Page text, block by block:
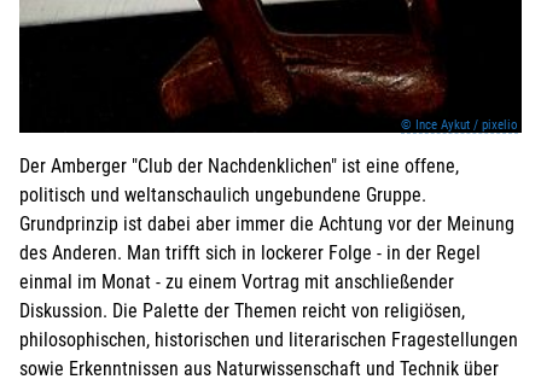
© Ince Aykut / pixelio
Der Amberger "Club der Nachdenklichen" ist eine offene,
politisch und weltanschaulich ungebundene Gruppe.
Grundprinzip ist dabei aber immer die Achtung vor der Meinung
des Anderen. Man trifft sich in lockerer Folge - in der Regel
einmal im Monat - zu einem Vortrag mit anschließender
Diskussion. Die Palette der Themen reicht von religiösen,
philosophischen, historischen und literarischen Fragestellungen
sowie Erkenntnissen aus Naturwissenschaft und Technik über